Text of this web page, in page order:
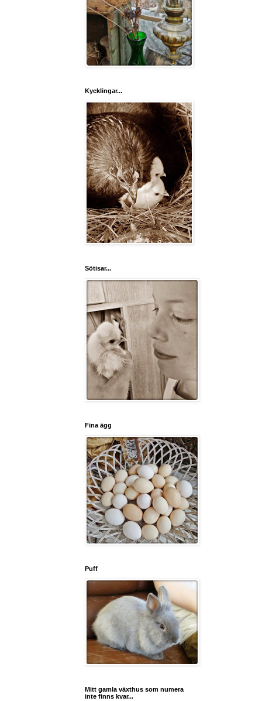
Kycklingar...
Sötisar...
Fina ägg
Puff
Mitt gamla växthus som numera
inte finns kvar...